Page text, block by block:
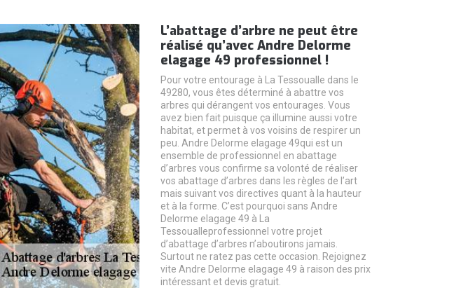
L’abattage d’arbre ne peut être
réalisé qu’avec Andre Delorme
elagage 49 professionnel !
Pour votre entourage à La Tessoualle dans le
49280, vous êtes déterminé à abattre vos
arbres qui dérangent vos entourages. Vous
avez bien fait puisque ça illumine aussi votre
habitat, et permet à vos voisins de respirer un
peu. Andre Delorme elagage 49qui est un
ensemble de professionnel en abattage
d’arbres vous confirme sa volonté de réaliser
vos abattage d’arbres dans les règles de l’art
mais suivant vos directives quant à la hauteur
et à la forme. C’est pourquoi sans Andre
Delorme elagage 49 à La
Tessoualleprofessionnel votre projet
d’abattage d’arbres n’aboutirons jamais.
Surtout ne ratez pas cette occasion. Rejoignez
vite Andre Delorme elagage 49 à raison des prix
intéressant et devis gratuit.